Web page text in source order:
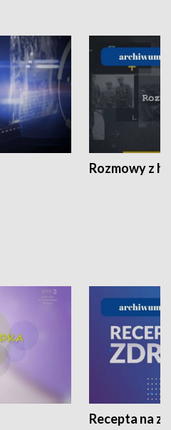
Rozmowy z
Recepta na